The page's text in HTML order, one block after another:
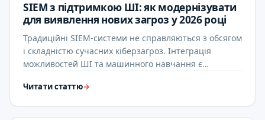
SIEM з підтримкою ШІ: як модернізувати
для виявлення нових загроз у 2026 році
Традиційні SIEM-системи не справляються з обсягом
і складністю сучасних кіберзагроз. Інтеграція
можливостей ШІ та машинного навчання є
Читати статтю→